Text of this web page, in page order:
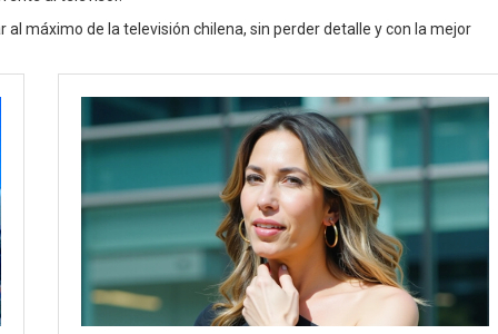
máximo de la televisión chilena, sin perder detalle y con la mejor